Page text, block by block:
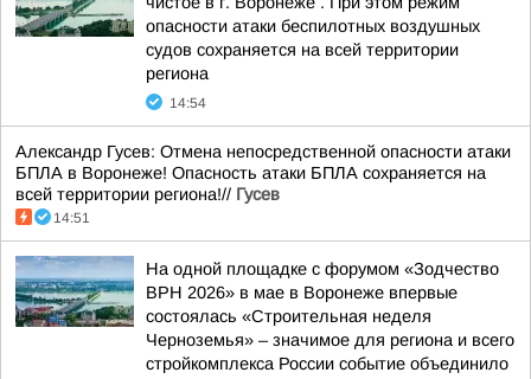
опасности атаки беспилотных воздушных
судов сохраняется на всей территории
региона
14:54
Александр Гусев: Отмена непосредственной опасности атаки
БПЛА в Воронеже! Опасность атаки БПЛА сохраняется на
всей территории региона!// Гусев
14:51
На одной площадке с форумом «Зодчество
ВРН 2026» в мае в Воронеже впервые
состоялась «Строительная неделя
Черноземья» – значимое для региона и всего
стройкомплекса России событие объединило